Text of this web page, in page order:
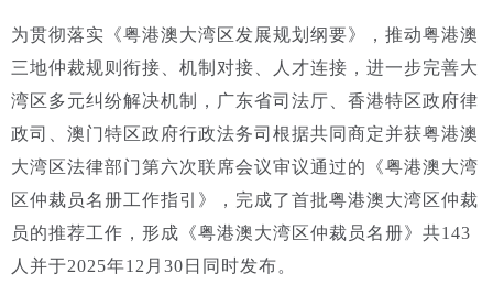
为贯彻落实《粤港澳大湾区发展规划纲要》，推动粤港澳
三地仲裁规则衔接、机制对接、人才连接，进一步完善大
湾区多元纠纷解决机制，广东省司法厅、香港特区政府律
政司、澳门特区政府行政法务司根据共同商定并获粤港澳
大湾区法律部门第六次联席会议审议通过的《粤港澳大湾
区仲裁员名册工作指引》，完成了首批粤港澳大湾区仲裁
员的推荐工作，形成《粤港澳大湾区仲裁员名册》共143
人并于2025年12月30日同时发布。